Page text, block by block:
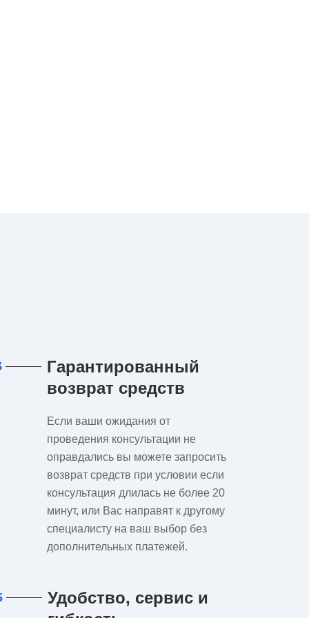
Гарантированный
возврат средств
Если ваши ожидания от
проведения консультации не
оправдались вы можете запросить
возврат средств при условии если
консультация длилась не более 20
минут, или Вас направят к другому
специалисту на ваш выбор без
дополнительных платежей.
Удобство, сервис и